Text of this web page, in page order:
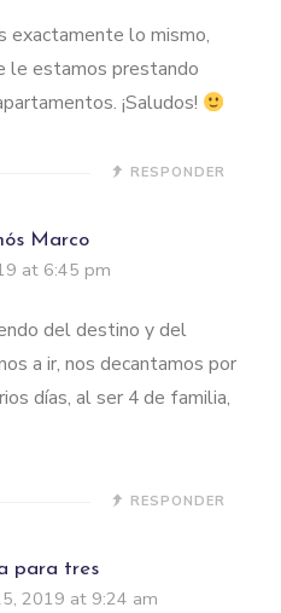
exactamente lo mismo,
le estamos prestando
¡Saludos!
RESPONDER
Marco
at 6:45 pm
del destino y del
a ir, nos decantamos por
días, al ser 4 de familia,
RESPONDER
para tres
2019 at 9:24 am